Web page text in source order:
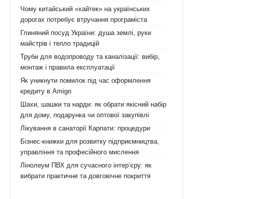
Чому китайський «хайтек» на українських
дорогах потребує втручання програміста
Глиняний посуд України: душа землі, руки
майстрів і тепло традицій
Труби для водопроводу та каналізації: вибір,
монтаж і правила експлуатації
Як уникнути помилок під час оформлення
кредиту в Amigo
Шахи, шашки та нарди: як обрати якісний набір
для дому, подарунка чи оптової закупівлі
Лікування в санаторії Карпати: процедури
Бізнес-книжки для розвитку підприємництва,
управління та професійного мислення
Лінолеум ПВХ для сучасного інтер’єру: як
вибрати практичне та довговічне покриття